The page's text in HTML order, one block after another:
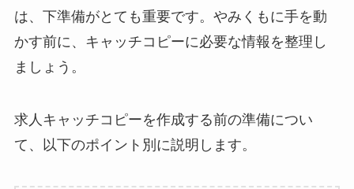
は、下準備がとても重要です。やみくもに手を動
かす前に、キャッチコピーに必要な情報を整理し
ましょう。
求人キャッチコピーを作成する前の準備につい
て、以下のポイント別に説明します。